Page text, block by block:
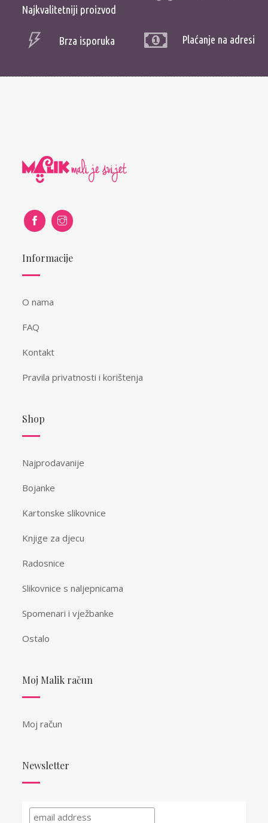
Najkvalitetniji proizvod
Brza isporuka Plaćanje na adresi
Informacije
O nama
FAQ
Kontakt
Pravila privatnosti i korištenja
Shop
Najprodavanije
Bojanke
Kartonske slikovnice
Knjige za djecu
Radosnice
Slikovnice s naljepnicama
Spomenari i vježbanke
Ostalo
Moj Malik račun
Moj račun
Newsletter